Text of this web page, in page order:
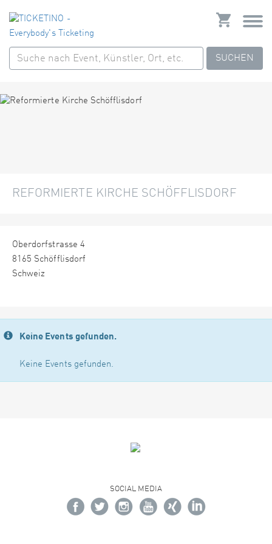
SUCHEN
REFORMIERTE KIRCHE SCHÖFFLISDORF
Oberdorfstrasse 4
8165 Schöfflisdorf
Schweiz
Keine Events gefunden.
Keine Events gefunden.
SOCIAL MEDIA